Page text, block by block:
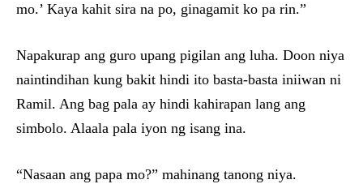
mo.’ Kaya kahit sira na po, ginagamit ko pa rin.”
Napakurap ang guro upang pigilan ang luha. Doon niya
naintindihan kung bakit hindi ito basta-basta iniiwan ni
Ramil. Ang bag pala ay hindi kahirapan lang ang
simbolo. Alaala pala iyon ng isang ina.
“Nasaan ang papa mo?” mahinang tanong niya.